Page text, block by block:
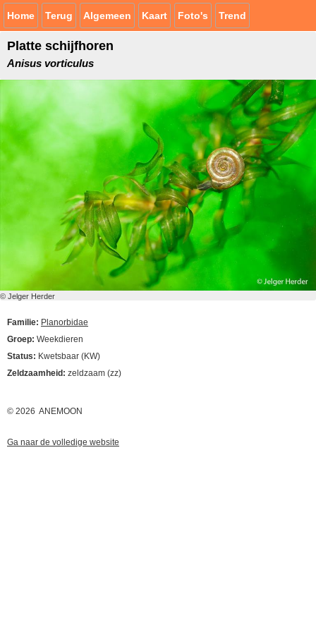
Home Terug Algemeen Kaart Foto's Trend
Platte schijfhoren
Anisus vorticulus
© Jelger Herder
Familie: Planorbidae
Groep: Weekdieren
Status: Kwetsbaar (KW)
Zeldzaamheid: zeldzaam (zz)
© 2026 ANEMOON
Ga naar de volledige website